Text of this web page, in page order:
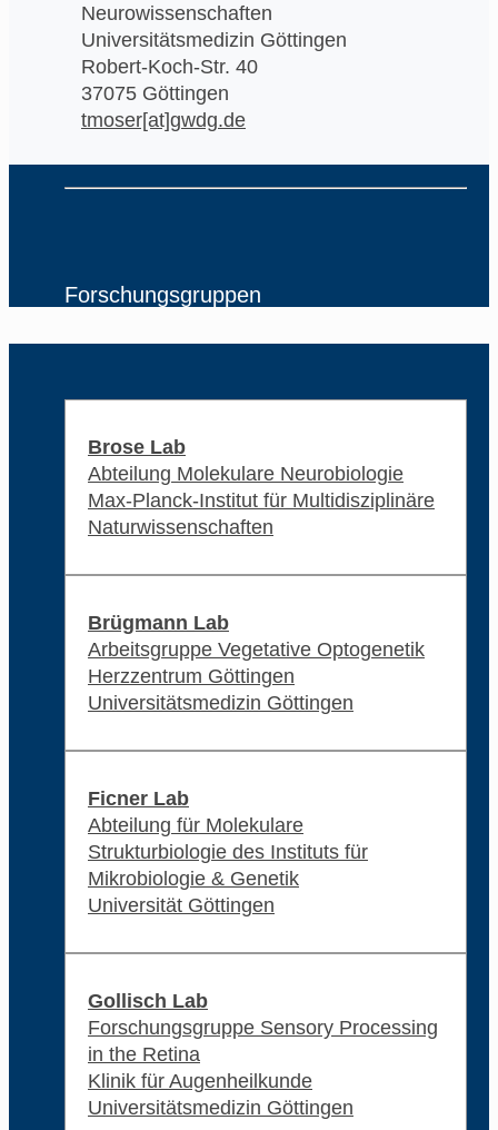
Neurowissenschaften
Universitätsmedizin Göttingen
Robert-Koch-Str. 40
37075 Göttingen
tmoser[at]gwdg.de
Forschungsgruppen
Brose Lab
Abteilung Molekulare Neurobiologie
Max-Planck-Institut für Multidisziplinäre
Naturwissenschaften
Brügmann Lab
Arbeitsgruppe Vegetative Optogenetik
Herzzentrum Göttingen
Universitätsmedizin Göttingen
Ficner Lab
Abteilung für Molekulare
Strukturbiologie des Instituts für
Mikrobiologie & Genetik
Universität Göttingen
Gollisch Lab
Forschungsgruppe Sensory Processing
in the Retina
Klinik für Augenheilkunde
Universitätsmedizin Göttingen